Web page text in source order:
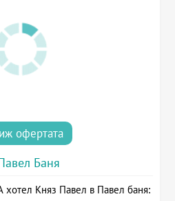
офертата
Баня
хотел Княз Павел в Павел баня: